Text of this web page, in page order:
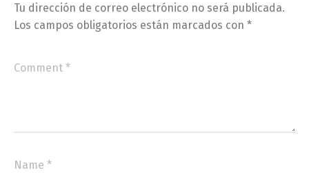
Tu dirección de correo electrónico no será publicada.
Los campos obligatorios están marcados con *